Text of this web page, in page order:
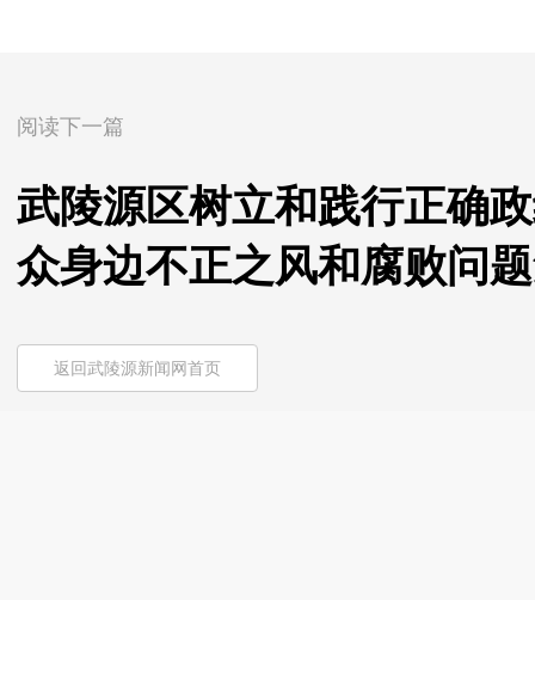
阅读下一篇
武陵源区树立和践行正确
众身边不正之风和腐败问
返回武陵源新闻网首页